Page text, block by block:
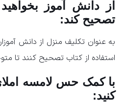
از دانش آموز
تصحیح کند:
به عنوان تکلیف منزل از دانش
استفاده از کتاب تصحیح کنند تا
با کمک حس لامسه
کنید: